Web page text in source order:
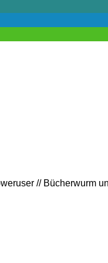
// Bücherwurm